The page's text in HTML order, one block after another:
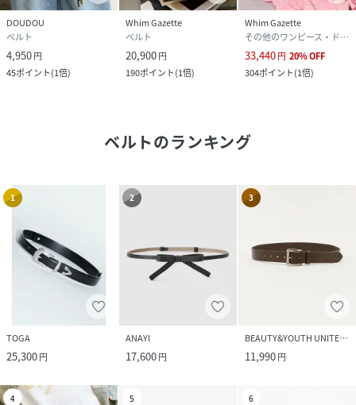
DOUDOU
ベルト
4,950円
45ポイント(1倍)
Whim Gazette
ベルト
20,900円
190ポイント(1倍)
Whim Gazette
その他のワンピース・ドレス
33,440円 20%OFF
304ポイント(1倍)
ベルトのランキング
1
TOGA
25,300円
2
ANAYI
17,600円
3
BEAUTY&YOUTH UNITED ARROWS
11,990円
4 5 6